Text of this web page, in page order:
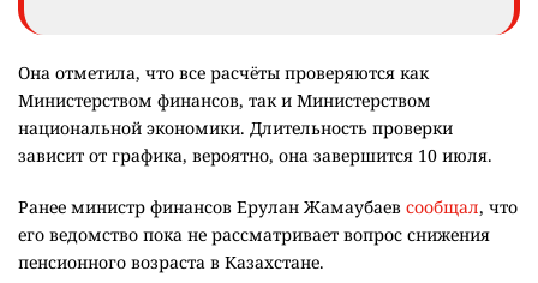
Она отметила, что все расчёты проверяются как
Министерством финансов, так и Министерством
национальной экономики. Длительность проверки
зависит от графика, вероятно, она завершится 10 июля.
Ранее министр финансов Ерулан Жамаубаев сообщал, что
его ведомство пока не рассматривает вопрос снижения
пенсионного возраста в Казахстане.